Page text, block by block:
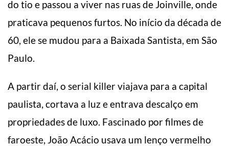
do tio e passou a viver nas ruas de Joinville, onde
praticava pequenos furtos. No início da década de
60, ele se mudou para a Baixada Santista, em São
Paulo.
A partir daí, o serial killer viajava para a capital
paulista, cortava a luz e entrava descalço em
propriedades de luxo. Fascinado por filmes de
faroeste, João Acácio usava um lenço vermelho